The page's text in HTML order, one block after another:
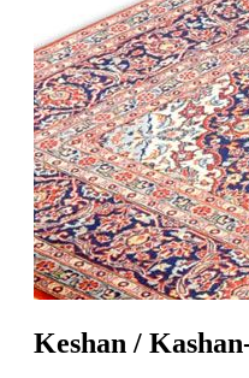
Keshan /